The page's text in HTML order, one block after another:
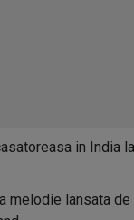
in India
melodie lansata